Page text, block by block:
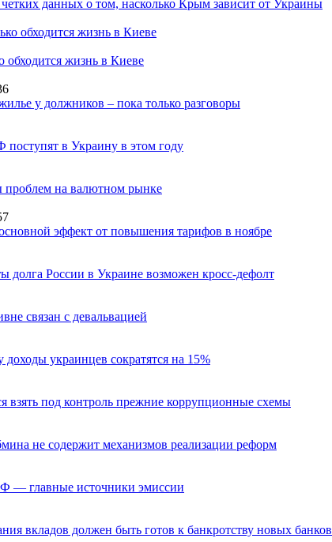
данных о том, насколько Крым зависит от Украины
обходится жизнь в Киеве
у должников – пока только разговоры
в Украину в этом году
проблем на валютном рынке
эффект от повышения тарифов в ноябре
долга России в Украине возможен кросс-дефолт
связан с девальвацией
украинцев сократятся на 15%
взять под контроль прежние коррупционные схемы
не содержит механизмов реализации реформ
— главные источники эмиссии
вкладов должен быть готов к банкротству новых банков